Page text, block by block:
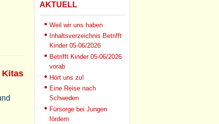
Kitas
AKTUELL
Weil wir uns haben
Inhaltsverzeichnis Betrifft
Kinder 05-06/2026
Betrifft Kinder 05-06/2026
vorab
Hört uns zu!
Eine Reise nach
Schweden
Fürsorge bei Jungen
fördern